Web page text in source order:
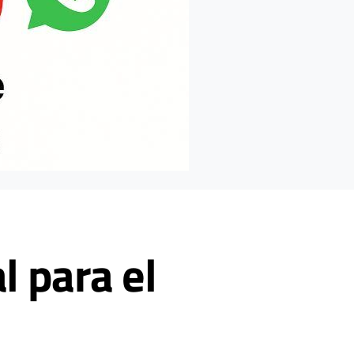
para el